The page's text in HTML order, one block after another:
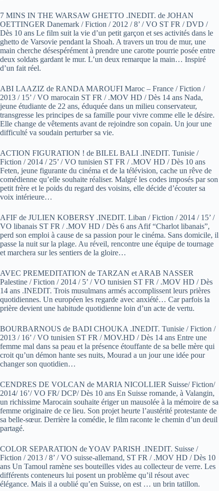
7 MINS IN THE WARSAW GHETTO .INEDIT. de JOHAN
OETTINGER Danemark / Fiction / 2012 / 8’ / VO ST FR / DVD /
Dès 10 ans Le film suit la vie d’un petit garçon et ses activités dans le
ghetto de Varsovie pendant la Shoah. A travers un trou de mur, une
main cherche désespérément à prendre une carotte pourrie posée entre
deux soldats gardant le mur. L’un deux remarque la main… Inspiré
d’un fait réel.
ABI LAAZIZ de RANDA MAROUFI Maroc – France / Fiction /
2013 / 15’ / VO marocain ST FR / .MOV HD / Dès 14 ans Nada,
jeune étudiante de 22 ans, éduquée dans un milieu conservateur,
transgresse les principes de sa famille pour vivre comme elle le désire.
Elle change de vêtements avant de rejoindre son copain. Un jour une
difficulté va soudain perturber sa vie.
ACTION FIGURATION ! de BILEL BALI .INEDIT. Tunisie /
Fiction / 2014 / 25’ / VO tunisien ST FR / .MOV HD / Dès 10 ans
Feten, jeune figurante du cinéma et de la télévision, cache un rêve de
comédienne qu’elle souhaite réaliser. Malgré les codes imposés par son
petit frère et le poids du regard des voisins, elle décide d’écouter sa
voix intérieure…
AFIF de JULIEN KOBERSY .INEDIT. Liban / Fiction / 2014 / 15’ /
VO libanais ST FR / .MOV HD / Dès 6 ans Afif “Charlot libanais”,
perd son emploi à cause de sa passion pour le cinéma. Sans domicile, il
passe la nuit sur la plage. Au réveil, rencontre une équipe de tournage
et marchera sur les sentiers de la gloire…
AVEC PREMEDITATION de TARZAN et ARAB NASSER
Palestine / Fiction / 2014 / 5’ / VO tunisien ST FR / .MOV HD / Dès
14 ans .INEDIT. Trois musulmans armés accomplissent leurs prières
quotidiennes. Un européen les regarde avec anxiété… Car parfois la
prière devient une habitude quotidienne loin d’un acte de vertu.
BOURBARNOUS de BADI CHOUKA .INEDIT. Tunisie / Fiction /
2013 / 16’ / VO tunisien ST FR / MOV.HD / Dès 14 ans Entre une
femme mal dans sa peau et la présence étouffante de sa belle mère qui
croit qu’un démon hante ses nuits, Mourad a un jour une idée pour
changer son quotidien…
CENDRES DE VOLCAN de MARIA NICOLLIER Suisse/ Fiction/
2014/ 16’/ VO FR/ DCP/ Dès 10 ans En Suisse romande, à Valangin,
un richissime Marocain souhaite ériger un mausolée à la mémoire de sa
femme originaire de ce lieu. Son projet heurte l’austérité protestante de
sa belle-sœur. Derrière la comédie, le film raconte le chemin d’un deuil
partagé.
COLOR SEPARATION de YOAV PARISH .INEDIT. Suisse /
Fiction / 2013 / 8’ / VO suisse-allemand, ST FR / .MOV HD / Dès 10
ans Un Tamoul ramène ses bouteilles vides au collecteur de verre. Les
différents conteneurs lui posent un problème qu’il résout avec
élégance. Mais il a oublié qu’en Suisse, on est … un brin tatillon.